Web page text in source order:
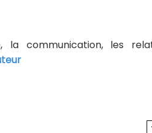
la communication, les